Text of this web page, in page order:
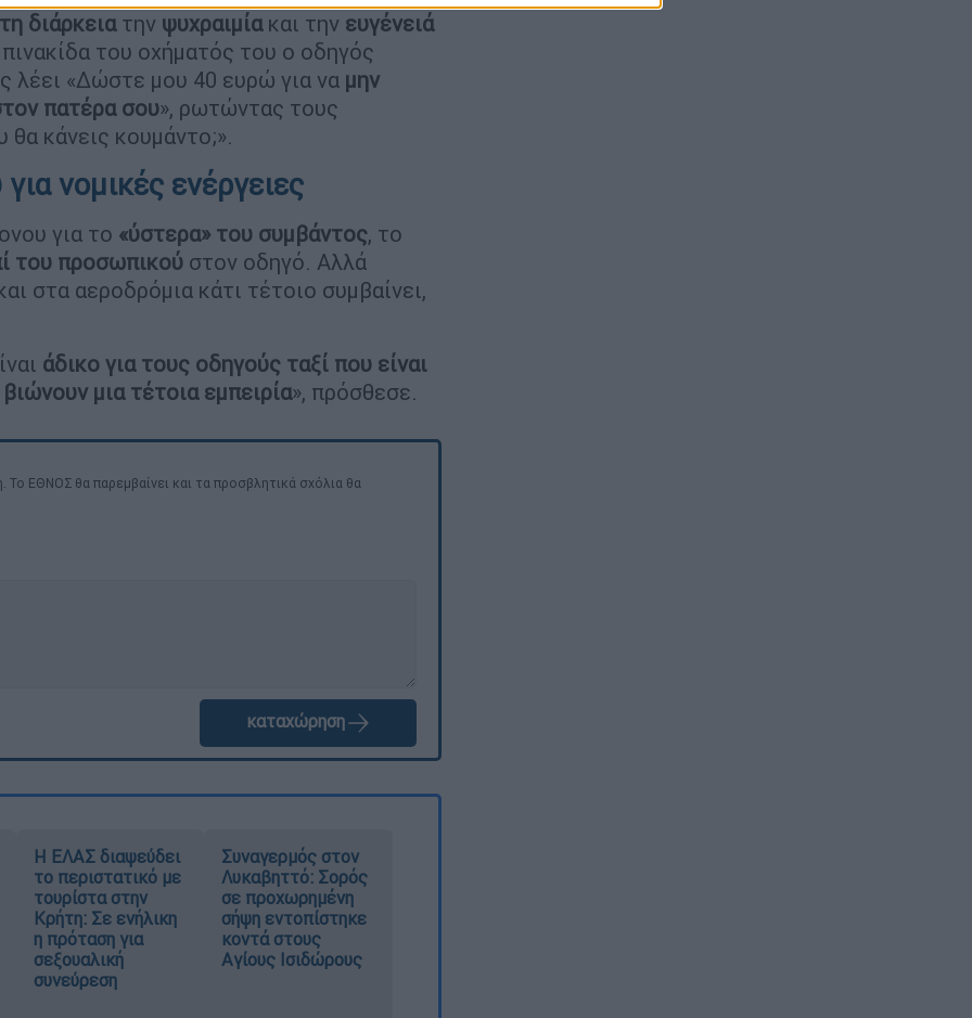
διάρκειατην ψυχραιμίακαι την ευγένειά
του οχήματός του ο οδηγός
λέει «Δώστε μου 40 ευρώ για να μην
πατέρα σου», ρωτώντας τους
θα κάνεις κουμάντο;».
νομικές ενέργειες
για το «ύστερα» του συμβάντος, το
του προσωπικού στον οδηγό. Αλλά
στα αεροδρόμια κάτι τέτοιο συμβαίνει,
άδικο για τους οδηγούς ταξί που είναι
βιώνουν μια τέτοια εμπειρία», πρόσθεσε.
ΕΘΝΟΣ θα παρεμβαίνει και τα προσβλητικά σχόλια θα
καταχώρηση
Η ΕΛΑΣ διαψεύδει
το περιστατικό με
τουρίστα στην
Κρήτη: Σε ενήλικη
η πρόταση για
σεξουαλική
συνεύρεση
Συναγερμός στον
Λυκαβηττό: Σορός
σε προχωρημένη
σήψη εντοπίστηκε
κοντά στους
Αγίους Ισιδώρους